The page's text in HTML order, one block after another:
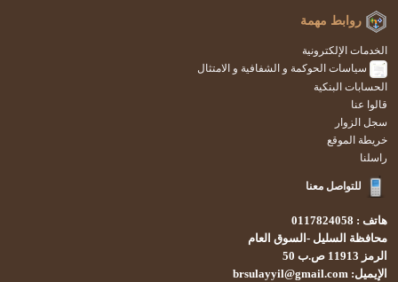
روابط مهمة
الخدمات الإلكترونية
سياسات الحوكمة و الشفافية و الامتثال
الحسابات البنكية
قالوا عنا
سجل الزوار
خريطة الموقع
راسلنا
للتواصل معنا
هاتف : 0117824058
محافظة السليل -السوق العام
الرمز 11913 ص.ب 50
الإيميل: brsulayyil@gmail.com